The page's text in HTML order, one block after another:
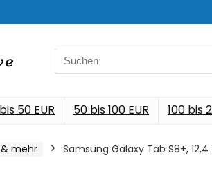
Search
for:
50 EUR 50 bis 100 EUR 100 bis
& mehr Samsung Galaxy Tab S8+,